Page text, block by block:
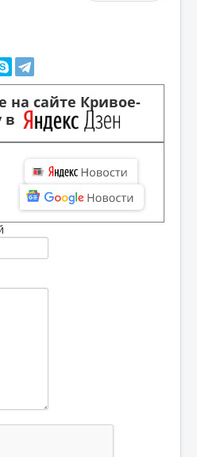
на сайте Кривое-
в